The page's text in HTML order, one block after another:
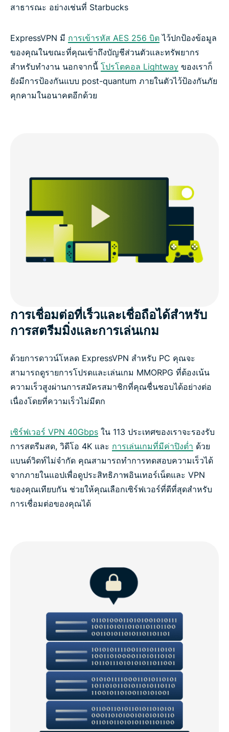
สาธารณะ อย่างเช่นที่ Starbucks
ExpressVPN มี การเข้ารหัส AES 256 บิต ไว้ปกป้องข้อมูล
ของคุณในขณะที่คุณเข้าถึงบัญชีส่วนตัวและทรัพยากร
สำหรับทำงาน นอกจากนี้ โปรโตคอล Lightway ของเราก็
ยังมีการป้องกันแบบ post-quantum ภายในตัวไว้ป้องกันภัย
คุกคามในอนาคตอีกด้วย
การเชื่อมต่อที่เร็วและเชื่อถือได้สำหรับ
การสตรีมมิ่งและการเล่นเกม
ด้วยการดาวน์โหลด ExpressVPN สำหรับ PC คุณจะ
สามารถดูรายการโปรดและเล่นเกม MMORPG ที่ต้องเน้น
ความเร็วสูงผ่านการสมัครสมาชิกที่คุณชื่นชอบได้อย่างต่อ
เนื่องโดยที่ความเร็วไม่มีตก
เซิร์ฟเวอร์ VPN 40Gbps ใน 113 ประเทศของเราจะรองรับ
การสตรีมสด, วิดีโอ 4K และ การเล่นเกมที่มีค่าปิงต่ำ ด้วย
แบนด์วิดท์ไม่จำกัด คุณสามารถทำการทดสอบความเร็วได้
จากภายในแอปเพื่อดูประสิทธิภาพอินเทอร์เน็ตและ VPN
ของคุณเทียบกัน ช่วยให้คุณเลือกเซิร์ฟเวอร์ที่ดีที่สุดสำหรับ
การเชื่อมต่อของคุณได้